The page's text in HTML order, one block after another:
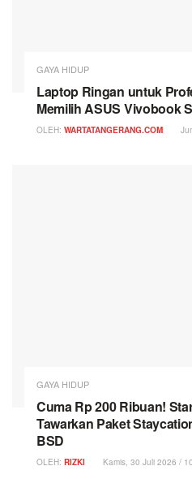
GAYA HIDUP
Laptop Ringan untuk
Memilih ASUS Vivobook
OLEH: WARTATANGERANG.COM
GAYA HIDUP
Cuma Rp 200 Ribuan!
Tawarkan Paket
BSD
OLEH: RIZKI Kamis, 30 Juli 2026 /